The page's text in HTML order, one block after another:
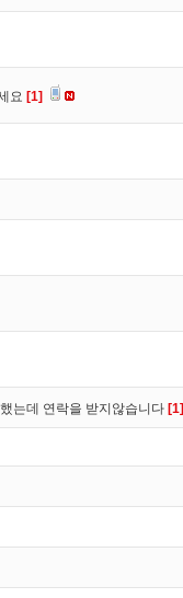
요 [1]
는데 연락을 받지않습니다 [1]